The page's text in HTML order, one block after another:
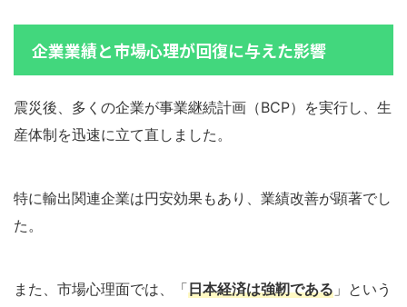
企業業績と市場心理が回復に与えた影響
震災後、多くの企業が事業継続計画（BCP）を実行し、生
産体制を迅速に立て直しました。
特に輸出関連企業は円安効果もあり、業績改善が顕著でし
た。
また、市場心理面では、「日本経済は強靭である 」という